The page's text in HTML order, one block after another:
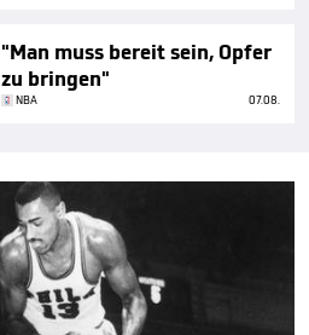
"Man muss bereit sein, Opfer
zu bringen"
NBA 07.08.